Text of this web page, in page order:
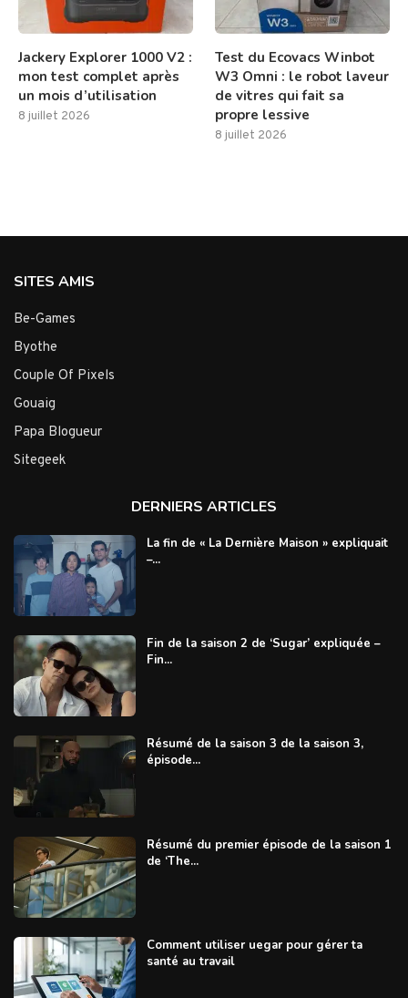
Jackery Explorer 1000 V2 :
mon test complet après
un mois d’utilisation
8 juillet 2026
Test du Ecovacs Winbot
W3 Omni : le robot laveur
de vitres qui fait sa
propre lessive
8 juillet 2026
SITES AMIS
Be-Games
Byothe
Couple Of Pixels
Gouaig
Papa Blogueur
Sitegeek
DERNIERS ARTICLES
La fin de « La Dernière Maison » expliquait
–...
Fin de la saison 2 de ‘Sugar’ expliquée –
Fin...
Résumé de la saison 3 de la saison 3,
épisode...
Résumé du premier épisode de la saison 1
de ‘The...
Comment utiliser uegar pour gérer ta
santé au travail